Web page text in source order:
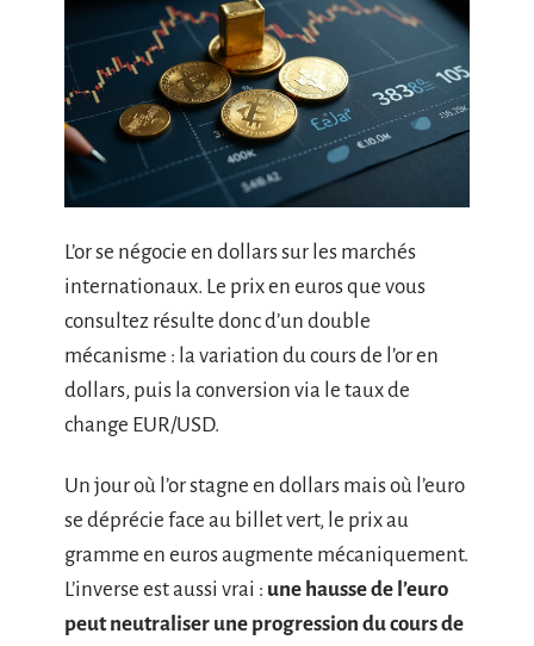
L’or se négocie en dollars sur les marchés
internationaux. Le prix en euros que vous
consultez résulte donc d’un double
mécanisme : la variation du cours de l’or en
dollars, puis la conversion via le taux de
change EUR/USD.
Un jour où l’or stagne en dollars mais où l’euro
se déprécie face au billet vert, le prix au
gramme en euros augmente mécaniquement.
L’inverse est aussi vrai : une hausse de l’euro
peut neutraliser une progression du cours de